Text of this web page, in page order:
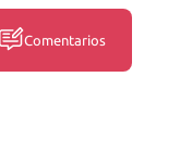
Comentarios